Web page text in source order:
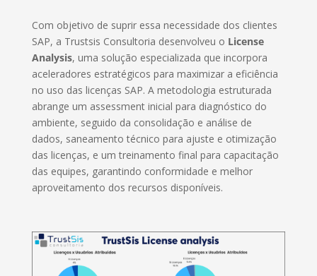
Com objetivo de suprir essa necessidade dos clientes
SAP, a Trustsis Consultoria desenvolveu o License
Analysis, uma solução especializada que incorpora
aceleradores estratégicos para maximizar a eficiência
no uso das licenças SAP. A metodologia estruturada
abrange um assessment inicial para diagnóstico do
ambiente, seguido da consolidação e análise de
dados, saneamento técnico para ajuste e otimização
das licenças, e um treinamento final para capacitação
das equipes, garantindo conformidade e melhor
aproveitamento dos recursos disponíveis.